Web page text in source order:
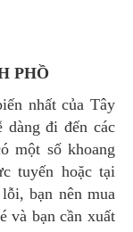
PHỒ
nhất của Tây
dàng đi đến các
một số khoang
tuyến hoặc tại
bạn nên mua
và bạn cần xuất